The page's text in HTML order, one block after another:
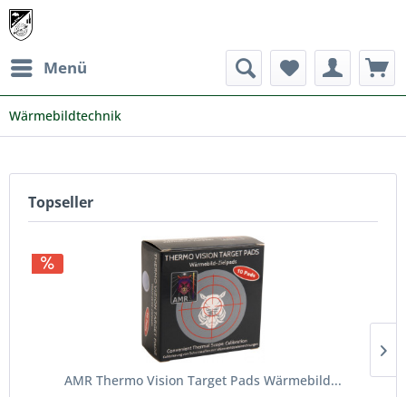
Menü
Wärmebildtechnik
Topseller
AMR Thermo Vision Target Pads Wärmebild...